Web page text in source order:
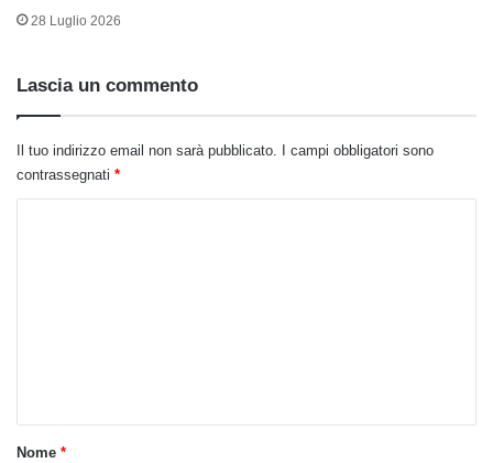
28 Luglio 2026
Lascia un commento
Il tuo indirizzo email non sarà pubblicato.
I campi obbligatori sono
contrassegnati *
oNome *